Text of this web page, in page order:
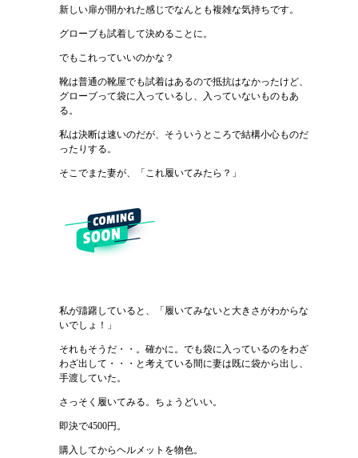
新しい扉が開かれた感じでなんとも複雑な気持ちです。
グローブも試着して決めることに。
でもこれっていいのかな？
靴は普通の靴屋でも試着はあるので抵抗はなかったけど、
グローブって袋に入っているし、入っていないものもあ
る。
私は決断は速いのだが、そういうところで結構小心ものだ
ったりする。
そこでまた妻が、「これ履いてみたら？」
私が躊躇していると、「履いてみないと大きさがわからな
いでしょ！」
それもそうだ・・。確かに。でも袋に入っているのをわざ
わざ出して・・・と考えている間に妻は既に袋から出し、
手渡していた。
さっそく履いてみる。ちょうどいい。
即決で4500円。
購入してからヘルメットを物色。